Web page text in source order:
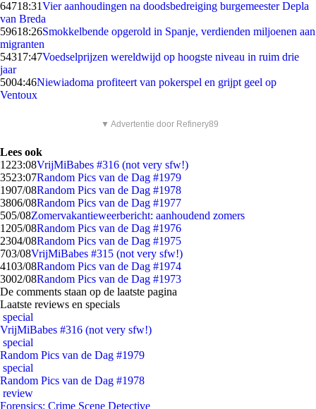
64718:31Vier aanhoudingen na doodsbedreiging burgemeester Depla
van Breda
59618:26Smokkelbende opgerold in Spanje, verdienden miljoenen aan
migranten
54317:47Voedselprijzen wereldwijd op hoogste niveau in ruim drie
jaar
5004:46Niewiadoma profiteert van pokerspel en grijpt geel op
Ventoux
▼ Advertentie door Refinery89
Lees ook
1223:08VrijMiBabes #316 (not very sfw!)
3523:07Random Pics van de Dag #1979
1907/08Random Pics van de Dag #1978
3806/08Random Pics van de Dag #1977
505/08Zomervakantieweerbericht: aanhoudend zomers
1205/08Random Pics van de Dag #1976
2304/08Random Pics van de Dag #1975
703/08VrijMiBabes #315 (not very sfw!)
4103/08Random Pics van de Dag #1974
3002/08Random Pics van de Dag #1973
De comments staan op de laatste pagina
Laatste reviews en specials
special
VrijMiBabes #316 (not very sfw!)
special
Random Pics van de Dag #1979
special
Random Pics van de Dag #1978
review
Forensics: Crime Scene Detective